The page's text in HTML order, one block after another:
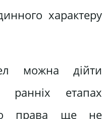
характеру
можна дійти
етапах
права ще не